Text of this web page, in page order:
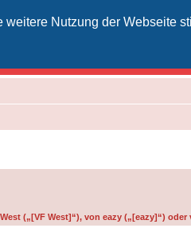
Nutzung der Webseite
(„[VF West]“), von eazy („[eazy]“)